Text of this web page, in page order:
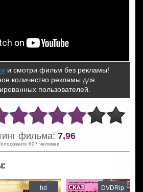
и смотри фильм без рекламы!
количество рекламы для
пользователей.
фильма: 7,96
607 человек
hd DVDRip